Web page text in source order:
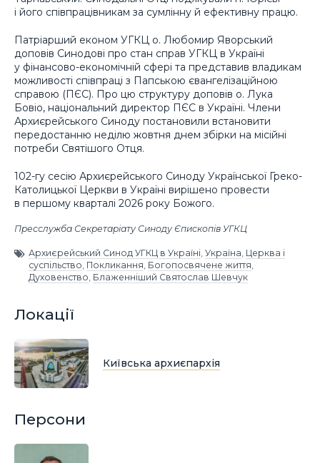
і його співпрацівникам за сумлінну й ефективну працю.
Патріарший економ УГКЦ о. Любомир Яворський
доповів Синодові про стан справ УГКЦ в Україні
у фінансово-економічній сфері та представив владикам
можливості співпраці з Папською євангелізаційною
справою (ПЄС). Про цю структуру доповів о. Лука
Бовіо, національний директор ПЄС в Україні. Члени
Архиєрейського Синоду постановили встановити
передостанню неділю жовтня днем збірки на місійні
потреби Святішого Отця.
102-гу сесію Архиєрейського Синоду Української Греко-
Католицької Церкви в Україні вирішено провести
в першому кварталі 2026 року Божого.
Пресслужба Секретаріату Синоду Єпископів УГКЦ
Архиєрейський Синод УГКЦ в Україні Україна Церква і
суспільство Покликання Богопосвячене життя
Духовенство Блаженніший Святослав Шевчук
Локації
Київська архиєпархія
Персони